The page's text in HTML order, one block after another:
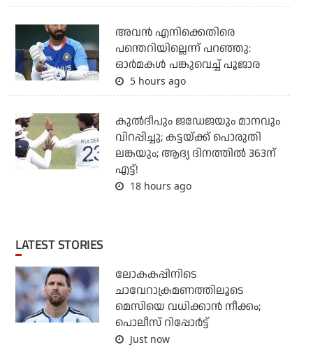
അവന്‍ എനിക്കെതിരെ
പന്തെറിയില്ലെന്ന് പറഞ്ഞു:
ഓര്‍മകള്‍ പങ്കുവെച്ച് പൂജാര
5 hours ago
കുല്‍ദീപും ജഡേജയും മാനവും
വിറപ്പിച്ചു; കട്ടയ്ക്ക് പൊരുതി
ലങ്കയും; ആദ്യ ദിനത്തില്‍ 363ന്
എട്ട്!
18 hours ago
LATEST STORIES
ലോകകപ്പിനിടെ
ചാവേറാക്രമണത്തിലൂടെ
മെസിയെ വധിക്കാന്‍ നീക്കം;
പൊലീസ് റിപ്പോര്‍ട്ട്
Just now